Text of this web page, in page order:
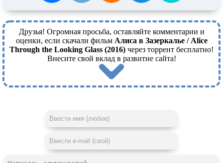
Друзья! Огромная просьба, оставляйте комментарии и
оценки, если скачали фильм Алиса в Зазеркалье / Alice
Through the Looking Glass (2016) через торрент бесплатно!
Внесите свой вклад в развитие сайта!